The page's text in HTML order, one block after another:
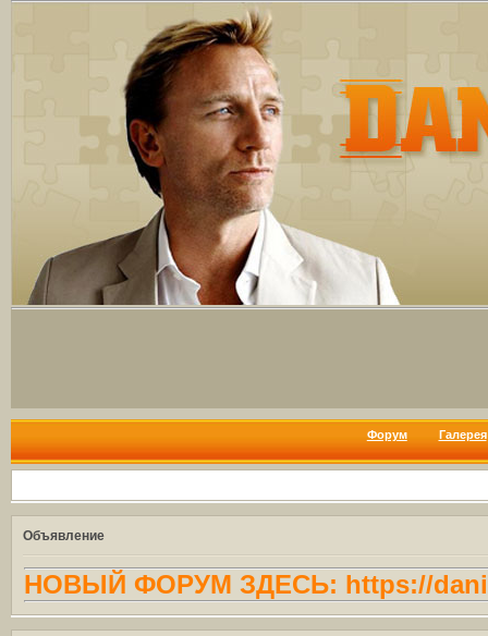
Форум Галерея
Объявление
НОВЫЙ ФОРУМ ЗДЕСЬ: https://